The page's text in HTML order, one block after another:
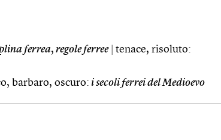
ferrea, regole ferree
tenace, risoluto:
barbaro, oscuro: i secoli ferrei del Medioevo